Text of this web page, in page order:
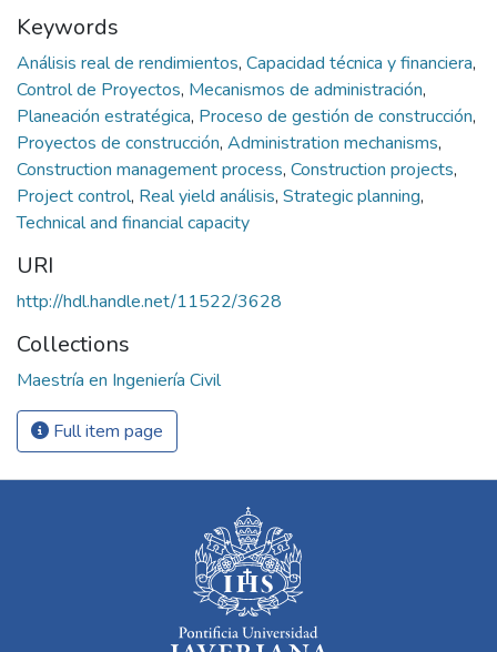
Keywords
Análisis real de rendimientos, Capacidad técnica y financiera,
Control de Proyectos, Mecanismos de administración,
Planeación estratégica, Proceso de gestión de construcción,
Proyectos de construcción, Administration mechanisms,
Construction management process, Construction projects,
Project control, Real yield análisis, Strategic planning,
Technical and financial capacity
URI
http://hdl.handle.net/11522/3628
Collections
Maestría en Ingeniería Civil
Full item page